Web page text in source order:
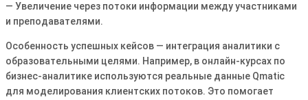
— Увеличение через потоки информации между участниками
и преподавателями.
Особенность успешных кейсов — интеграция аналитики с
образовательными целями. Например, в онлайн-курсах по
бизнес-аналитике используются реальные данные Qmatic
для моделирования клиентских потоков. Это помогает